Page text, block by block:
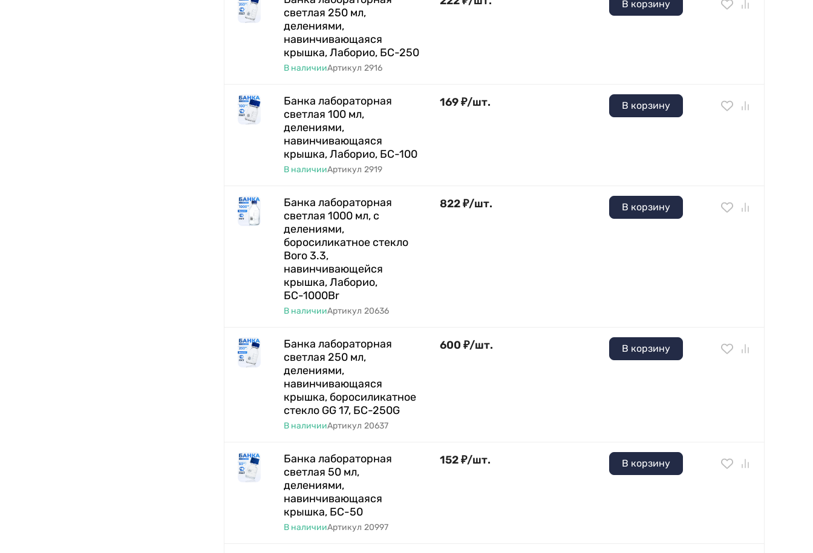
светлая 250 мл,
делениями,
навинчивающаяся
крышка, Лаборио, БС-250
В наличииАртикул 2916
В корзину
Банка лабораторная
светлая 100 мл,
делениями,
навинчивающаяся
крышка, Лаборио, БС-100
В наличииАртикул 2919
169₽/шт. В корзину
Банка лабораторная
светлая 1000 мл, с
делениями,
боросиликатное стекло
Boro 3.3,
навинчивающейся
крышка, Лаборио,
БС-1000Br
В наличииАртикул 20636
822₽/шт. В корзину
Банка лабораторная
светлая 250 мл,
делениями,
навинчивающаяся
крышка, боросиликатное
стекло GG 17, БС-250G
В наличииАртикул 20637
600 ₽/шт. В корзину
Банка лабораторная
светлая 50 мл,
делениями,
навинчивающаяся
крышка, БС-50
В наличииАртикул 20997
152₽/шт. В корзину